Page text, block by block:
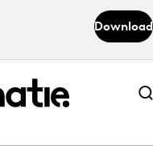
Download
Abonneer nu
Abonneer nu